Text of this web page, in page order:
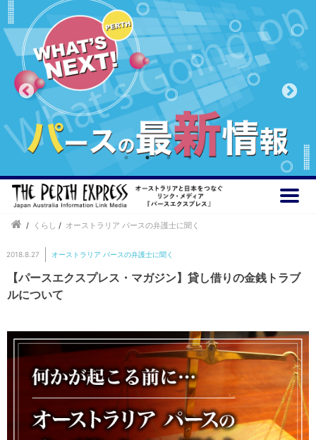
/ くらし / オーストラリア パースの弁護士に聞く
2018.8.27 オーストラリア パースの弁護士に聞く
【パースエクスプレス・マガジン】貸し借りの金銭トラブ
ルについて